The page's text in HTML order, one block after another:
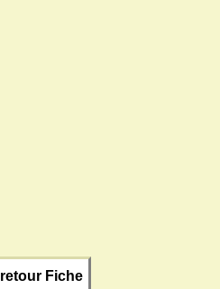
retour Fiche